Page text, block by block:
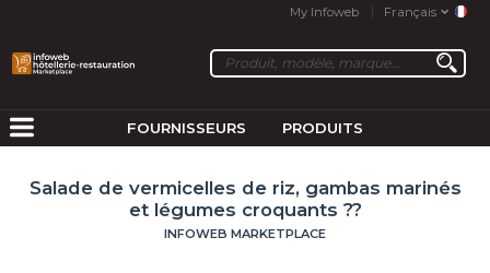
My Infoweb Français
FOURNISSEURS PRODUITS
Salade de vermicelles de riz, gambas marinés
et légumes croquants ??
INFOWEB MARKETPLACE